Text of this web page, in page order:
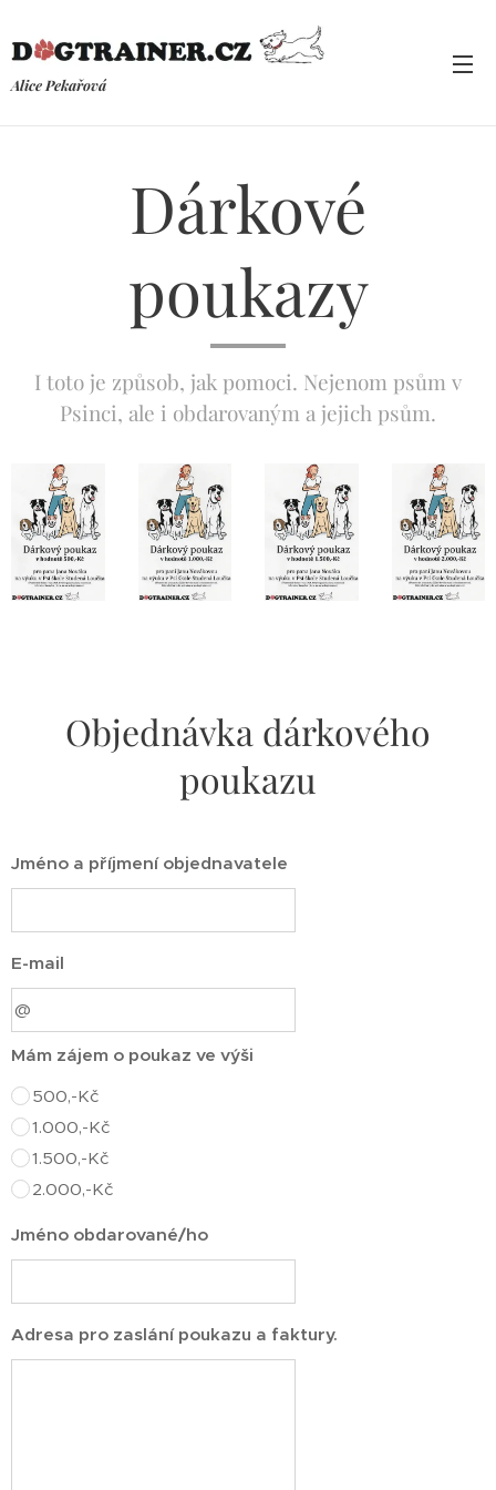
Alice Pekařová
Dárkové
poukazy
I toto je způsob, jak pomoci. Nejenom psům v
Psinci, ale i obdarovaným a jejich psům.
Objednávka dárkového
poukazu
Jméno a příjmení objednavatele
E-mail
Mám zájem o poukaz ve výši
500,-Kč
1.000,-Kč
1.500,-Kč
2.000,-Kč
Jméno obdarované/ho
Adresa pro zaslání poukazu a faktury.